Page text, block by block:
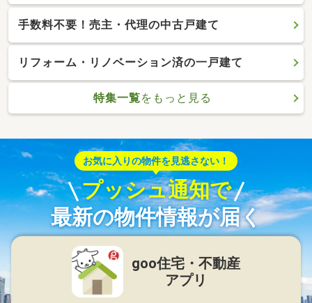
手数料不要！売主・代理の中古戸建て
リフォーム・リノベーション済の一戸建て
特集一覧をもっと見る
お気に入りの物件を見逃さない！
プッシュ通知で
最新の物件情報が届く
goo住宅・不動産
アプリ